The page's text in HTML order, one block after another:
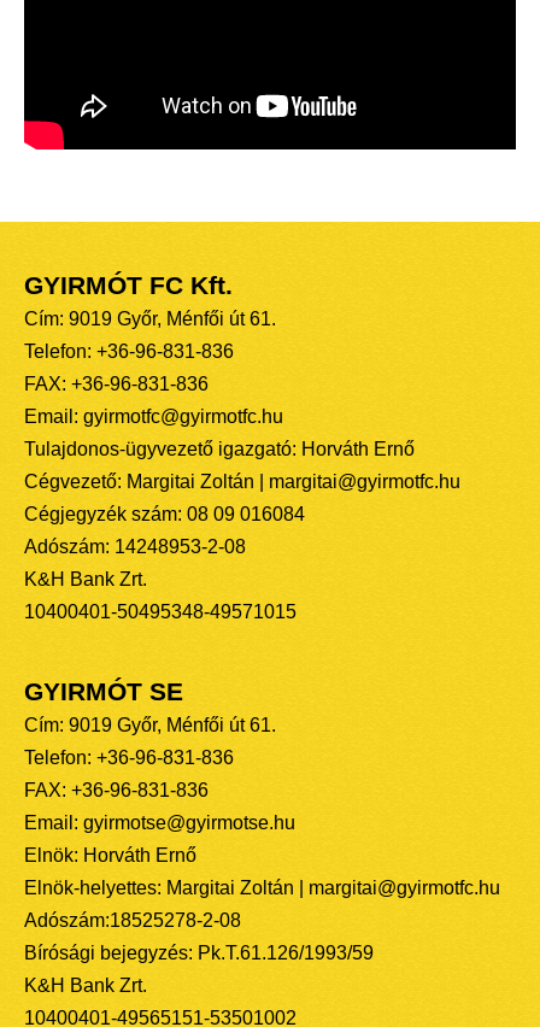
GYIRMÓT FC Kft.
Cím: 9019 Győr, Ménfői út 61.
Telefon: +36-96-831-836
FAX: +36-96-831-836
Email: gyirmotfc@gyirmotfc.hu
Tulajdonos-ügyvezető igazgató: Horváth Ernő
Cégvezető: Margitai Zoltán | margitai@gyirmotfc.hu
Cégjegyzék szám: 08 09 016084
Adószám: 14248953-2-08
K&H Bank Zrt.
10400401-50495348-49571015
GYIRMÓT SE
Cím: 9019 Győr, Ménfői út 61.
Telefon: +36-96-831-836
FAX: +36-96-831-836
Email: gyirmotse@gyirmotse.hu
Elnök: Horváth Ernő
Elnök-helyettes: Margitai Zoltán | margitai@gyirmotfc.hu
Adószám:18525278-2-08
Bírósági bejegyzés: Pk.T.61.126/1993/59
K&H Bank Zrt.
10400401-49565151-53501002